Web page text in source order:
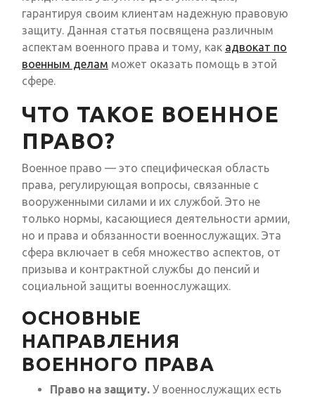
гарантируя своим клиентам надежную правовую
защиту. Данная статья посвящена различным
аспектам военного права и тому, как адвокат по
военным делам может оказать помощь в этой
сфере.
ЧТО ТАКОЕ ВОЕННОЕ
ПРАВО?
Военное право — это специфическая область
права, регулирующая вопросы, связанные с
вооруженными силами и их службой. Это не
только нормы, касающиеся деятельности армии,
но и права и обязанности военнослужащих. Эта
сфера включает в себя множество аспектов, от
призыва и контрактной службы до пенсий и
социальной защиты военнослужащих.
ОСНОВНЫЕ
НАПРАВЛЕНИЯ
ВОЕННОГО ПРАВА
Право на защиту. У военнослужащих есть